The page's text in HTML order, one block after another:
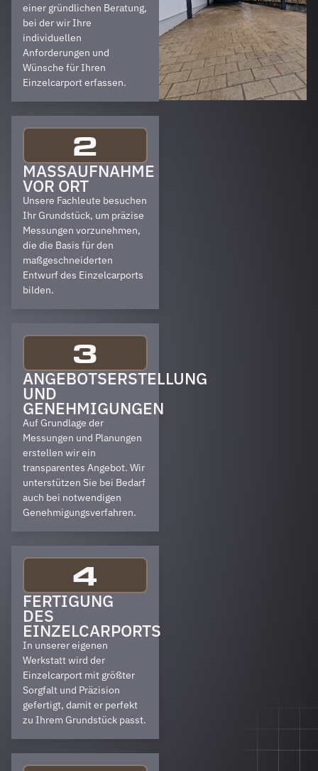
einer gründlichen Beratung,
bei der wir Ihre
individuellen
Anforderungen und
Wünsche für Ihren
Einzelcarport erfassen.
2
MASSAUFNAHME V
OR ORT
Unsere Fachleute besuchen
Ihr Grundstück, um präzise
Messungen vorzunehmen,
die die Basis für den
maßgeschneiderten
Entwurf des Einzelcarports
bilden.
3
ANGEBOTSERSTELLUNG
UND
GENEHMIGUNGEN
Auf Grundlage der
Messungen und Planungen
erstellen wir ein
transparentes Angebot. Wir
unterstützen Sie bei Bedarf
auch bei notwendigen
Genehmigungsverfahren.
4
FERTIGUNG
DES
EINZELCARPORTS
In unserer eigenen
Werkstatt wird der
Einzelcarport mit größter
Sorgfalt und Präzision
gefertigt, damit er perfekt
zu Ihrem Grundstück passt.